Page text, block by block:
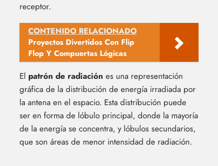
receptor.
CONTENIDO RELACIONADO
Proyectos Divertidos Con Flip
Flop Y Compuertas Lógicas
El patrón de radiación es una representación
gráfica de la distribución de energía irradiada por
la antena en el espacio. Esta distribución puede
ser en forma de lóbulo principal, donde la mayoría
de la energía se concentra, y lóbulos secundarios,
que son áreas de menor intensidad de radiación.